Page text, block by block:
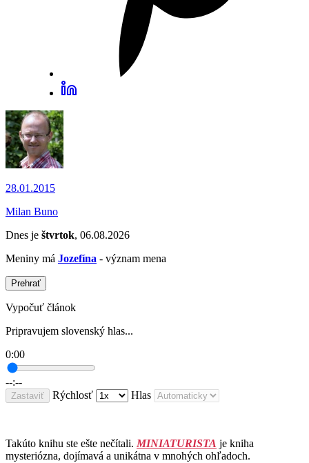
28.01.2015
Milan Buno
Dnes je štvrtok, 06.08.2026
Meniny má Jozefína - význam mena
Prehrať
Vypočuť článok
Pripravujem slovenský hlas...
0:00
--:--
Zastaviť Rýchlosť Hlas
Takúto knihu ste ešte nečítali. MINIATURISTA je kniha
mysteriózna, dojímavá a unikátna v mnohých ohľadoch.